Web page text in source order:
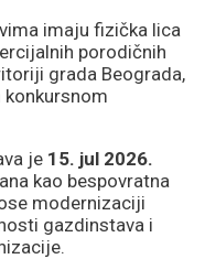
imaju fizička lica
porodičnih
grada Beograda,
konkursnom
je 15. jul 2026.
kao bespovratna
modernizaciji
gazdinstava i